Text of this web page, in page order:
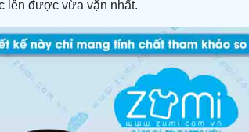
lên được vừa vặn nhất.